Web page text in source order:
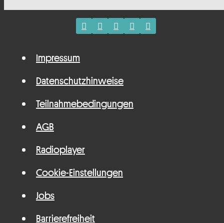
Impressum
Datenschutzhinweise
Teilnahmebedingungen
AGB
Radioplayer
Cookie-Einstellungen
Jobs
Barrierefreiheit